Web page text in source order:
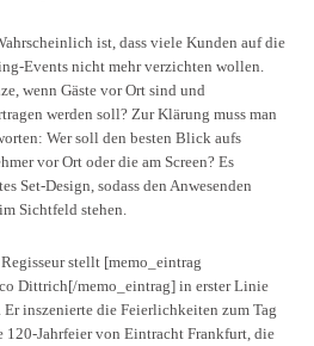
ist, dass viele Kunden auf die
Events nicht mehr verzichten wollen.
wenn Gäste vor Ort sind und
werden soll? Zur Klärung muss man
Wer soll den besten Blick aufs
vor Ort oder die am Screen? Es
Set-Design, sodass den Anwesenden
Sichtfeld stehen.
stellt [memo_eintrag
Dittrich[/memo_eintrag] in erster Linie
inszenierte die Feierlichkeiten zum Tag
120-Jahrfeier von Eintracht Frankfurt, die